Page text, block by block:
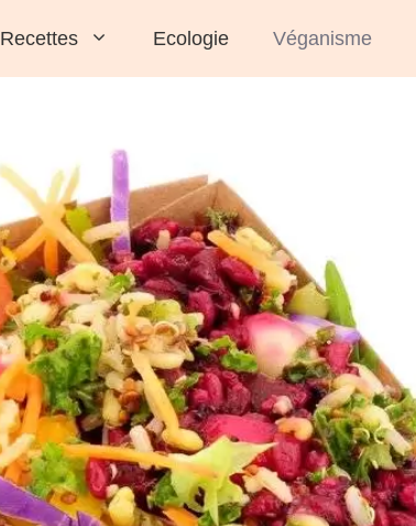
Recettes Ecologie Véganisme